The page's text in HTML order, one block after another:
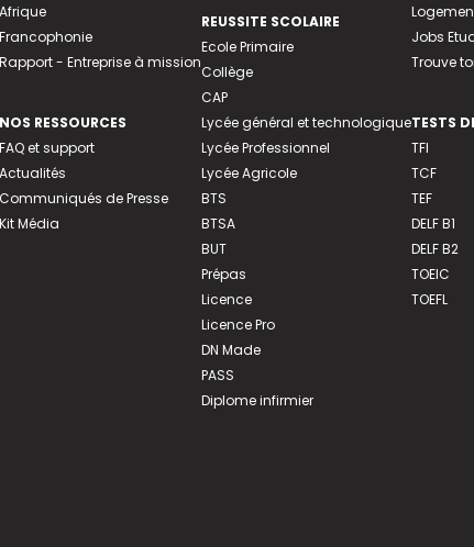
Afrique
Francophonie
Rapport - Entreprise à mission
NOS RESSOURCES
FAQ et support
Actualités
Communiqués de Presse
Kit Média
REUSSITE SCOLAIRE
Ecole Primaire
Collège
CAP
Lycée général et technologique
Lycée Professionnel
Lycée Agricole
BTS
BTSA
BUT
Prépas
Licence
Licence Pro
DN Made
PASS
Diplome infirmier
Jobs
Trouve
TESTS
TFI
TCF
TEF
DELF B1
DELF B2
TOEIC
TOEFL